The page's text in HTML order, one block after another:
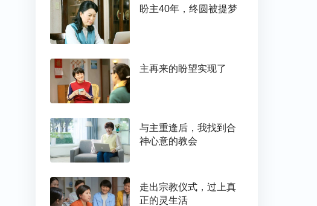
盼主40年，终圆被提梦
主再来的盼望实现了
与主重逢后，我找到合
神心意的教会
走出宗教仪式，过上真
正的灵生活